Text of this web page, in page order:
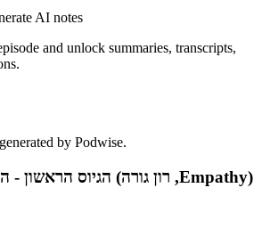
AI notes
and unlock summaries, transcripts,
by Podwise.
214: הגיוס הראשון - הכל על ולואציה (רון גורה ,Empathy)